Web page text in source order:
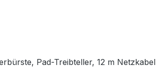
Pad-Treibteller, 12 m Netzkabel